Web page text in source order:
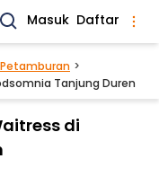
Masuk Daftar
Tanjung Duren
di